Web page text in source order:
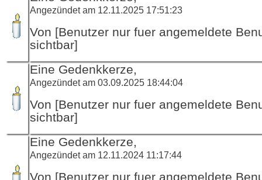
Angezündet am 12.11.2025 17:51:23
Von [Benutzer nur fuer angemeldete
sichtbar]
Eine Gedenkkerze,
Angezündet am 03.09.2025 18:44:04
Von [Benutzer nur fuer angemeldete
sichtbar]
Eine Gedenkkerze,
Angezündet am 12.11.2024 11:17:44
Von [Benutzer nur fuer angemeldete